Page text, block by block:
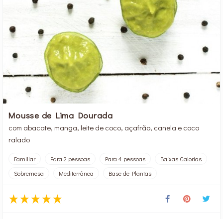
Mousse de Lima Dourada
com abacate, manga, leite de coco, açafrão, canela e coco
ralado
Familiar Para 2 pessoas Para 4 pessoas
Baixas Calorias
Sobremesa
Mediterrânea Base de Plantas